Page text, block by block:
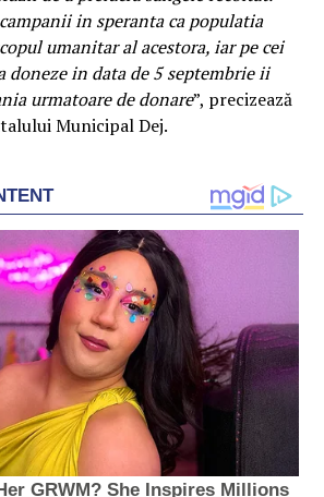
in speranta ca populatia
umanitar al acestora, iar pe cei
doneze in data de 5 septembrie ii
urmatoare de donare”, precizează
Municipal Dej.